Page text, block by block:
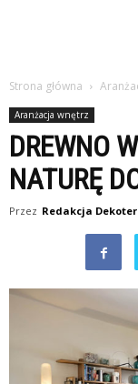
Strona główna
Aranżacja wnętrz
DREWNO
NATURĘ
Przez Redakcja